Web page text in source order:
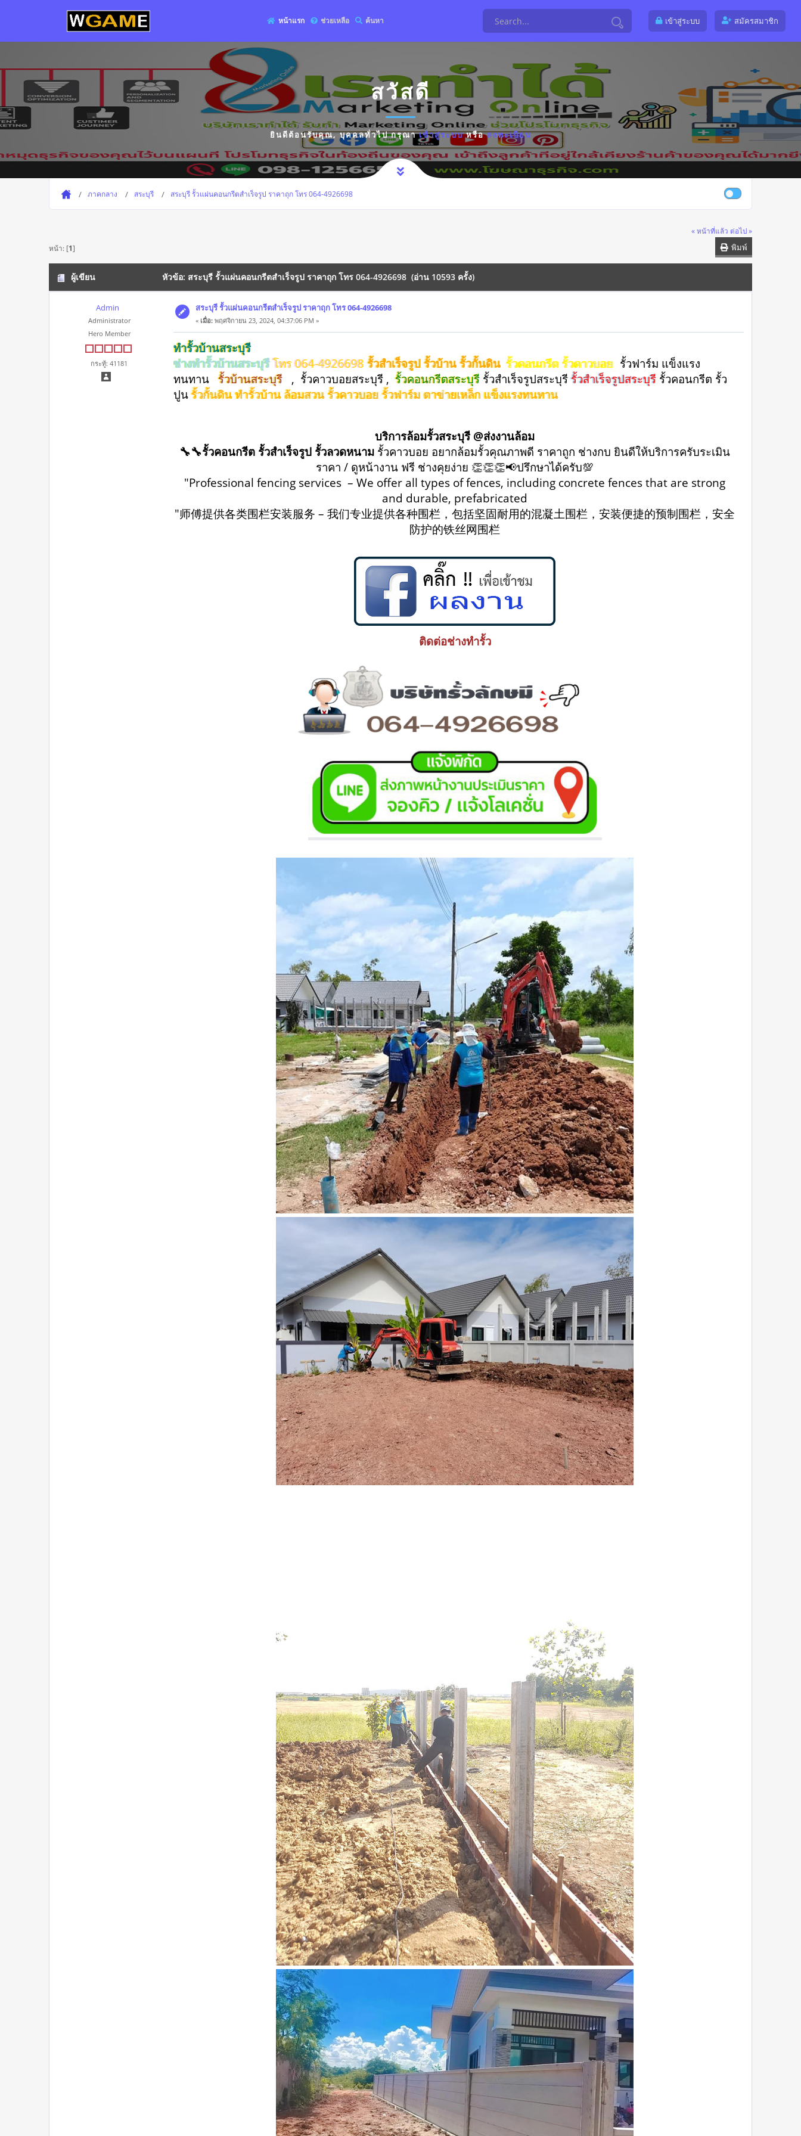
หน้าแรก ช่วยเหลือ ค้นหา เข้าสู่ระบบ สมัครสมาชิก
สวัสดี
ยินดีต้อนรับคุณ,บุคคลทั่วไปกรุณาเข้าสู่ระบบหรือลงทะเบียน
ภาคกลาง สระบุรี สระบุรี รั้วแผ่นคอนกรีตสำเร็จรูป ราคาถุก โทร 064-4926698
« หน้าที่แล้ว ต่อไป »
พิมพ์
หน้า: [1]
ผู้เขียน หัวข้อ: สระบุรี รั้วแผ่นคอนกรีตสำเร็จรูป ราคาถุก โทร 064-4926698 (อ่าน 10593 ครั้ง)
Admin
Administrator
Hero Member
กระทู้: 41181
สระบุรี รั้วแผ่นคอนกรีตสำเร็จรูป ราคาถุก โทร 064-4926698
« เมื่อ:พฤศจิกายน 23, 2024, 04:37:06 PM »
ทำรั้วบ้านสระบุรี
ช่างทำรั้วบ้านสระบุรีโทร 064-4926698 รั้วสำเร็จรูป รั้วบ้าน รั้วกั้นดิน รั้วคอนกรีต รั้วคาวบอย รั้วฟาร์ม แข็งแรง
ทนทาน
รั้วบ้านสระบุรี , รั้วคาวบอยสระบุรี , รั้วคอนกรีตสระบุรี รั้วสําเร็จรูปสระบุรีรั้วสำเร็จรูปสระบุรี รั้วคอนกรีต รั้ว
ปูน รั้วกั้นดิน ทำรั้วบ้าน ล้อมสวน รั้วคาวบอย รั้วฟาร์ม ตาข่ายเหล็ก แข็งแรงทนทาน
บริการล้อมรั้วสระบุรี @ส่งงานล้อม
🔧🔧รั้วคอนกรีต รั้วสำเร็จรูป รั้วลวดหนาม รั้วคาวบอย อยากล้อมรั้วคุณภาพดี ราคาถูก ช่างกบ ยินดีให้บริการครับระเมิน
ราคา / ดูหน้างาน ฟรี ช่างคุยง่าย 👏👏👏📢ปรึกษาได้ครับ💯
"Professional fencing services – We offer all types of fences, including concrete fences that are strong
and durable, prefabricated
"师傅提供各类围栏安装服务 – 我们专业提供各种围栏，包括坚固耐用的混凝土围栏，安装便捷的预制围栏，安全
防护的铁丝网围栏
ติดต่อช่างทำรั้ว